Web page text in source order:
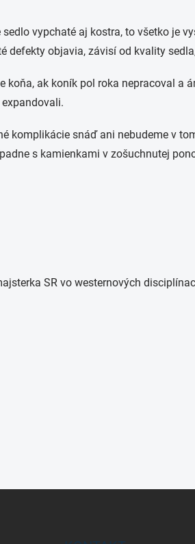
vypchaté aj kostra, to všetko je
objavia, závisí od kvality
ak koník pol roka nepracoval a
komplikácie snáď ani nebudeme v
s kamienkami v zošuchnutej
SR vo westernových